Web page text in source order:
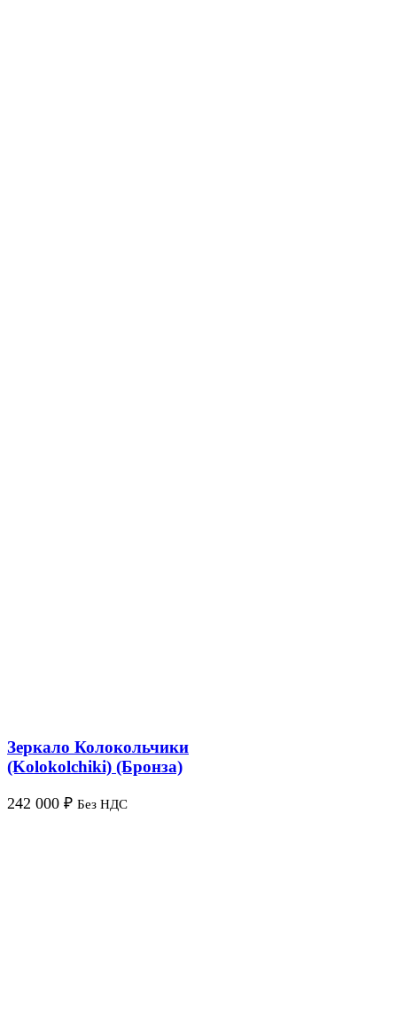
Зеркало Колокольчики
(Kolokolchiki) (Бронза)
242 000 ₽ Без НДС